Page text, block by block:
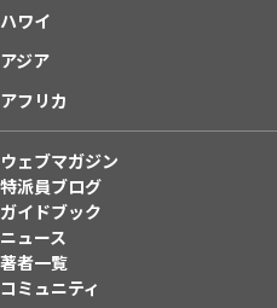
ハワイ
アジア
アフリカ
ウェブマガジン
特派員ブログ
ガイドブック
ニュース
著者一覧
コミュニティ